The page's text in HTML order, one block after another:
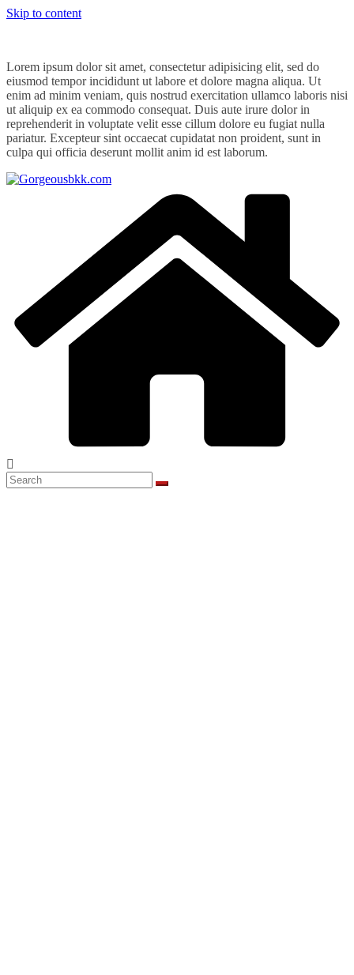
Skip to content
Lorem ipsum dolor sit amet, consectetur adipisicing elit, sed do
eiusmod tempor incididunt ut labore et dolore magna aliqua. Ut
enim ad minim veniam, quis nostrud exercitation ullamco laboris nisi
ut aliquip ex ea commodo consequat. Duis aute irure dolor in
reprehenderit in voluptate velit esse cillum dolore eu fugiat nulla
pariatur. Excepteur sint occaecat cupidatat non proident, sunt in
culpa qui officia deserunt mollit anim id est laborum.